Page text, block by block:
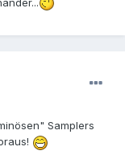
Samplers